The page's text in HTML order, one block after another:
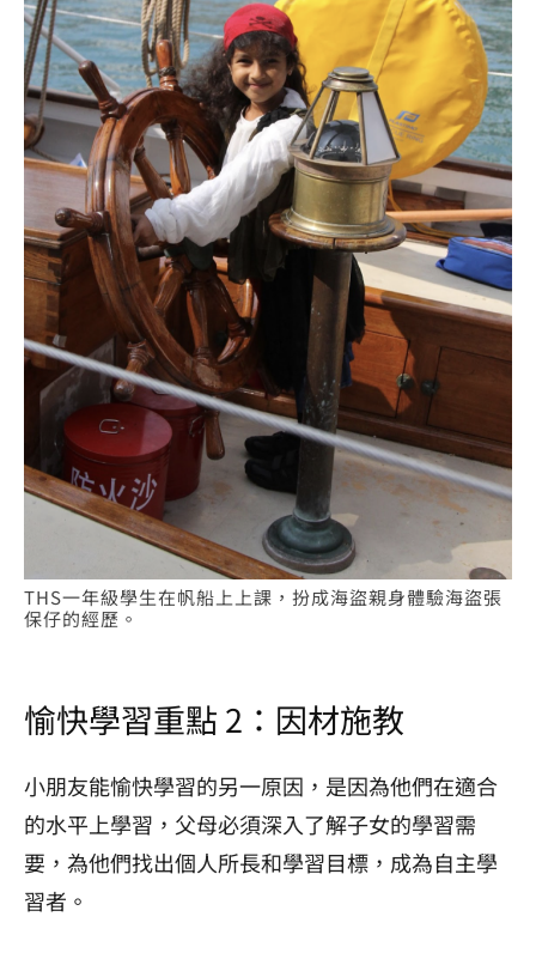
THS一年級學生在帆船上上課，扮成海盜親身體驗海盜張
保仔的經歷。
愉快學習重點 2：因材施教
小朋友能愉快學習的另一原因，是因為他們在適合
的水平上學習，父母必須深入了解子女的學習需
要，為他們找出個人所長和學習目標，成為自主學
習者。